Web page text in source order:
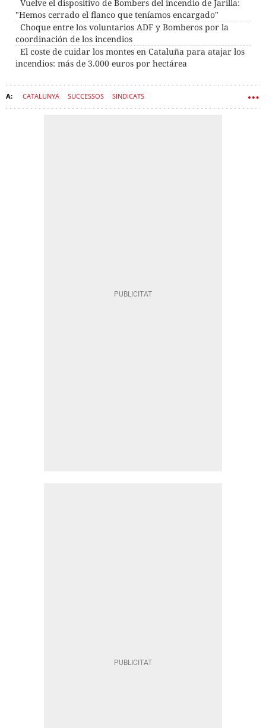
Vuelve el dispositivo de Bombers del incendio de Jarilla:
"Hemos cerrado el flanco que teníamos encargado"
Choque entre los voluntarios ADF y Bomberos por la
coordinación de los incendios
El coste de cuidar los montes en Cataluña para atajar los
incendios: más de 3.000 euros por hectárea
CATALUNYA SUCCESSOS SINDICATS